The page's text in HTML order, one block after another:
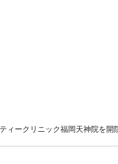
ィークリニック福岡天神院を開